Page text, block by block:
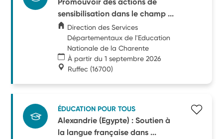
sensibilisation dans le champ ...
Direction des Services
Départementaux de l'Education
Nationale de la Charente
À partir du 1 septembre 2026
Ruffec (16700)
ÉDUCATION POUR TOUS
Alexandrie (Egypte) : Soutien à
la langue française dans ...